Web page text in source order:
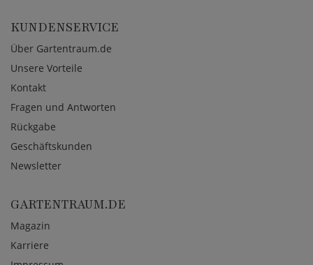
KUNDENSERVICE
Über Gartentraum.de
Unsere Vorteile
Kontakt
Fragen und Antworten
Rückgabe
Geschäftskunden
Newsletter
GARTENTRAUM.DE
Magazin
Karriere